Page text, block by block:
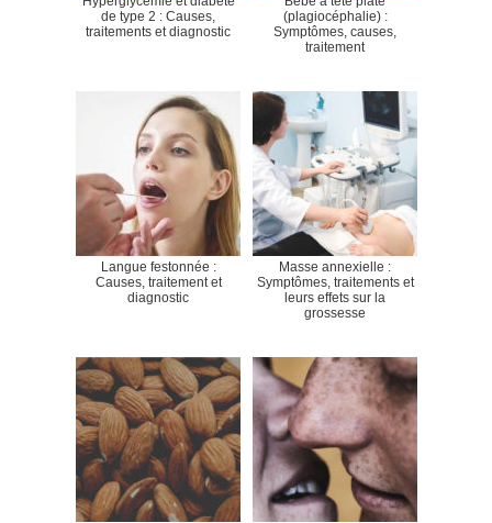
de type 2 : Causes,
traitements et diagnostic
(plagiocéphalie) :
Symptômes, causes,
traitement
Langue festonnée :
Causes, traitement et
diagnostic
Masse annexielle :
Symptômes, traitements et
leurs effets sur la
grossesse